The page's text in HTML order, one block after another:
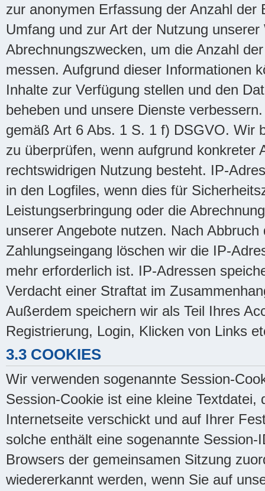
zur anonymen Erfassung der Anzahl
Umfang und zur Art der Nutzung
Abrechnungszwecken, um die Anzahl
messen. Aufgrund dieser Informationen
Inhalte zur Verfügung stellen und den
beheben und unsere Dienste
gemäß Art 6 Abs. 1 S. 1 f) DSGVO. Wir
zu überprüfen, wenn aufgrund konkreter
rechtswidrigen Nutzung besteht. IP-
in den Logfiles, wenn dies für
Leistungserbringung oder die
unserer Angebote nutzen. Nach
Zahlungseingang löschen wir die IP-
mehr erforderlich ist. IP-Adressen
Verdacht einer Straftat im
Außerdem speichern wir als Teil Ihres
Registrierung, Login, Klicken von Links
3.3 COOKIES
Wir verwenden sogenannte Session-
Session-Cookie ist eine kleine
Internetseite verschickt und auf Ihrer
solche enthält eine sogenannte
Browsers der gemeinsamen Sitzung
wiedererkannt werden, wenn Sie auf